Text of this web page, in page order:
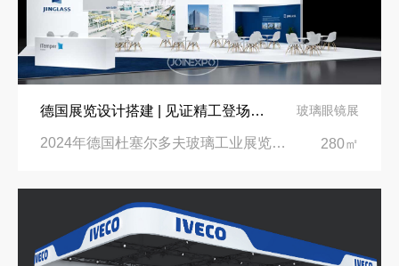
德国展览设计搭建 | 见证精工登场玻璃工业展览会 Glasstec 2024 玻璃眼镜展
2024年德国杜塞尔多夫玻璃工业展览会Glasstec|德国杜塞尔多夫会展中心 280㎡